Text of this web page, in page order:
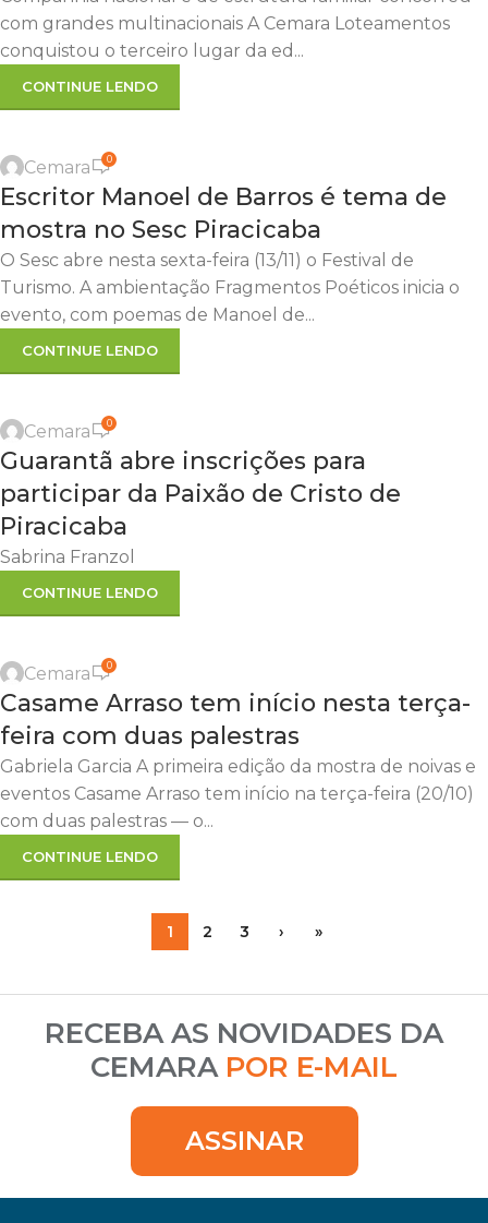
com grandes multinacionais A Cemara Loteamentos
conquistou o terceiro lugar da ed...
CONTINUE LENDO
Cemara 0
Escritor Manoel de Barros é tema de
mostra no Sesc Piracicaba
O Sesc abre nesta sexta-feira (13/11) o Festival de
Turismo. A ambientação Fragmentos Poéticos inicia o
evento, com poemas de Manoel de...
CONTINUE LENDO
Cemara 0
Guarantã abre inscrições para
participar da Paixão de Cristo de
Piracicaba
Sabrina Franzol
CONTINUE LENDO
Cemara 0
Casame Arraso tem início nesta terça-
feira com duas palestras
Gabriela Garcia A primeira edição da mostra de noivas e
eventos Casame Arraso tem início na terça-feira (20/10)
com duas palestras — o...
CONTINUE LENDO
1 2 3 › »
RECEBA AS NOVIDADES DA
CEMARA POR E-MAIL
ASSINAR